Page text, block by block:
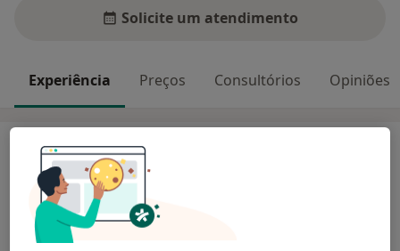
Solicite um atendimento
Experiência Preços Consultórios Opiniões
Experiência
Epecialista em Ortodontia pela ordem dos Médicos
Dentistas
Pós Graduação e Mestrado em Ortodontia
Com 20 anos de prática clínica dedicada á ortodontia